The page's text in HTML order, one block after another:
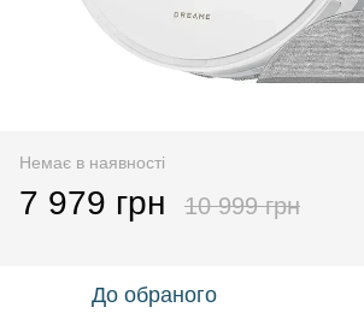
Немає в наявності
7 979 грн 10 999 грн
До обраного